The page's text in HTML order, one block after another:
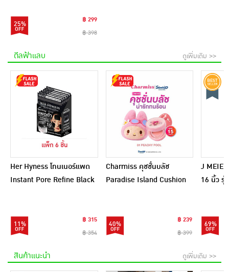
25%
฿ 299
฿ 398
ดีลฟ้าแลบ ดูเพิ่มเติม >>
Her Hyness โทนเนอร์แพด
Instant Pore Refine Black
11%
฿ 315
฿ 354
Charmiss คุชชั่นบลัช
Paradise Island Cushion
40%
฿ 239
฿ 399
J
16 นิ้ว รุ่
69%
สินค้าแนะนำ ดูเพิ่มเติม >>